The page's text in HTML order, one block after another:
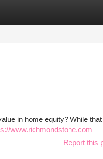
in home equity? While that
www.richmondstone.com
Report this